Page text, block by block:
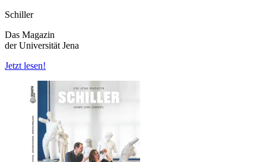
Schiller
Das Magazin
der Universität Jena
Jetzt lesen!